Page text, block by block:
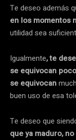
Te deseo además
en los momentos
utilidad sea
Igualmente, te
se equivocan
se equivocan
buen uso de esa
Te deseo que
que ya maduro,